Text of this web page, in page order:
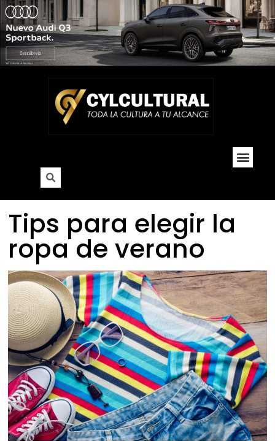
Tips para elegir la
ropa de verano